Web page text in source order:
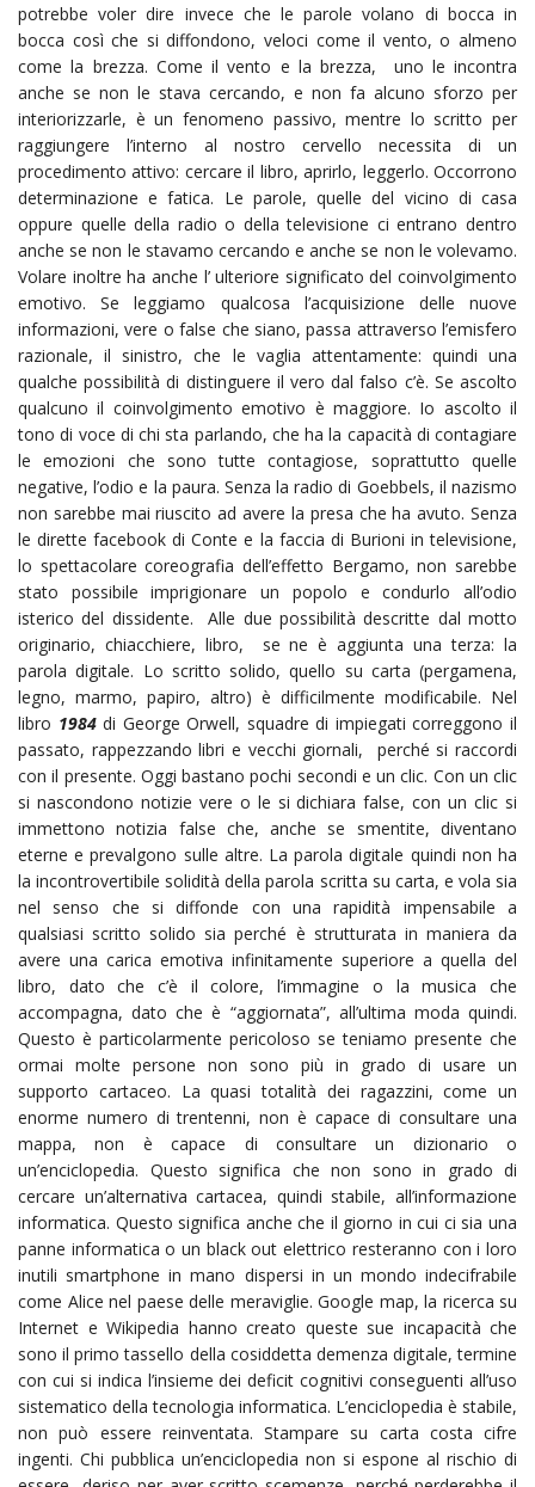
potrebbe voler dire invece che le parole volano di bocca in
bocca così che si diffondono, veloci come il vento, o almeno
come la brezza. Come il vento e la brezza, uno le incontra
anche se non le stava cercando, e non fa alcuno sforzo per
interiorizzarle, è un fenomeno passivo, mentre lo scritto per
raggiungere l’interno al nostro cervello necessita di un
procedimento attivo: cercare il libro, aprirlo, leggerlo. Occorrono
determinazione e fatica. Le parole, quelle del vicino di casa
oppure quelle della radio o della televisione ci entrano dentro
anche se non le stavamo cercando e anche se non le volevamo.
Volare inoltre ha anche l’ ulteriore significato del coinvolgimento
emotivo. Se leggiamo qualcosa l’acquisizione delle nuove
informazioni, vere o false che siano, passa attraverso l’emisfero
razionale, il sinistro, che le vaglia attentamente: quindi una
qualche possibilità di distinguere il vero dal falso c’è. Se ascolto
qualcuno il coinvolgimento emotivo è maggiore. Io ascolto il
tono di voce di chi sta parlando, che ha la capacità di contagiare
le emozioni che sono tutte contagiose, soprattutto quelle
negative, l’odio e la paura. Senza la radio di Goebbels, il nazismo
non sarebbe mai riuscito ad avere la presa che ha avuto. Senza
le dirette facebook di Conte e la faccia di Burioni in televisione,
lo spettacolare coreografia dell’effetto Bergamo, non sarebbe
stato possibile imprigionare un popolo e condurlo all’odio
isterico del dissidente. Alle due possibilità descritte dal motto
originario, chiacchiere, libro, se ne è aggiunta una terza: la
parola digitale. Lo scritto solido, quello su carta (pergamena,
legno, marmo, papiro, altro) è difficilmente modificabile. Nel
libro 1984di George Orwell, squadre di impiegati correggono il
passato, rappezzando libri e vecchi giornali, perché si raccordi
con il presente. Oggi bastano pochi secondi e un clic. Con un clic
si nascondono notizie vere o le si dichiara false, con un clic si
immettono notizia false che, anche se smentite, diventano
eterne e prevalgono sulle altre. La parola digitale quindi non ha
la incontrovertibile solidità della parola scritta su carta, e vola sia
nel senso che si diffonde con una rapidità impensabile a
qualsiasi scritto solido sia perché è strutturata in maniera da
avere una carica emotiva infinitamente superiore a quella del
libro, dato che c’è il colore, l’immagine o la musica che
accompagna, dato che è “aggiornata”, all’ultima moda quindi.
Questo è particolarmente pericoloso se teniamo presente che
ormai molte persone non sono più in grado di usare un
supporto cartaceo. La quasi totalità dei ragazzini, come un
enorme numero di trentenni, non è capace di consultare una
mappa, non è capace di consultare un dizionario o
un’enciclopedia. Questo significa che non sono in grado di
cercare un’alternativa cartacea, quindi stabile, all’informazione
informatica. Questo significa anche che il giorno in cui ci sia una
panne informatica o un black out elettrico resteranno con i loro
inutili smartphone in mano dispersi in un mondo indecifrabile
come Alice nel paese delle meraviglie. Google map, la ricerca su
Internet e Wikipedia hanno creato queste sue incapacità che
sono il primo tassello della cosiddetta demenza digitale, termine
con cui si indica l’insieme dei deficit cognitivi conseguenti all’uso
sistematico della tecnologia informatica. L’enciclopedia è stabile,
non può essere reinventata. Stampare su carta costa cifre
ingenti. Chi pubblica un’enciclopedia non si espone al rischio di